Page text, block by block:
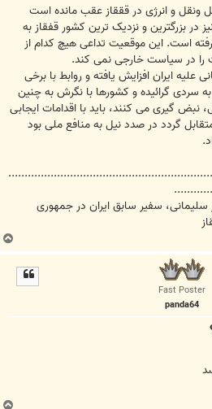
ونقل و انرژی در قققاز عقب مانده است
در بزرگترین و نزدیک ترین کشور قفقاز به
است. این موقعیت تداعی هیچ کدام از
در سیاست خارجی نمی کند.
ایران افزایش یافته و روابط با برخی
گرائیده و کشورها با نگرش به چنین
گیری می کنند، باید با اقدامات ایجابی
گردد در صدد نیل به منافع ملی بود
سلیمانی، سفیر سابق ایران در جمهوری
Fast Poster
panda64